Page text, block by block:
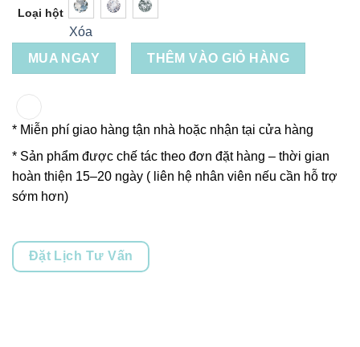
Loại hột
Xóa
MUA NGAY
THÊM VÀO GIỎ HÀNG
* Miễn phí giao hàng tận nhà hoặc nhận tại cửa hàng
* Sản phẩm được chế tác theo đơn đặt hàng – thời gian
hoàn thiện 15–20 ngày ( liên hệ nhân viên nếu cần hỗ trợ
sớm hơn)
Đặt Lịch Tư Vấn